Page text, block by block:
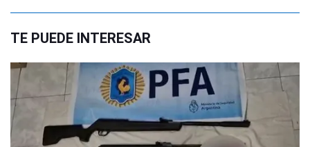
TE PUEDE INTERESAR